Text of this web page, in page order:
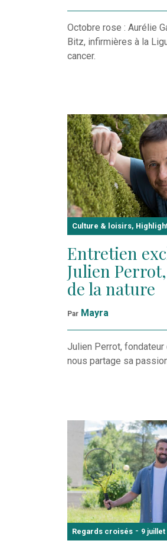
Octobre rose : Aurélie
Bitz, infirmières à la
cancer.
Culture & loisirs,
Entretien
Julien
de la nature
Par Mayra
Julien Perrot, fondateur
nous partage sa
Regards croisés - 9 juillet